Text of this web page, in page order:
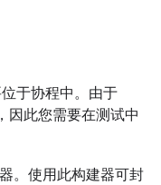
于协程中。由于
因此您需要在测试中
。使用此构建器可封